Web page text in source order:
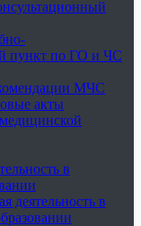
пункт по ГО и ЧС
МЧС
акты
в
деятельность в